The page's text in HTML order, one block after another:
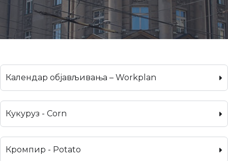
Календар објављивања – Workplan
Кукуруз - Corn
Кромпир - Potato